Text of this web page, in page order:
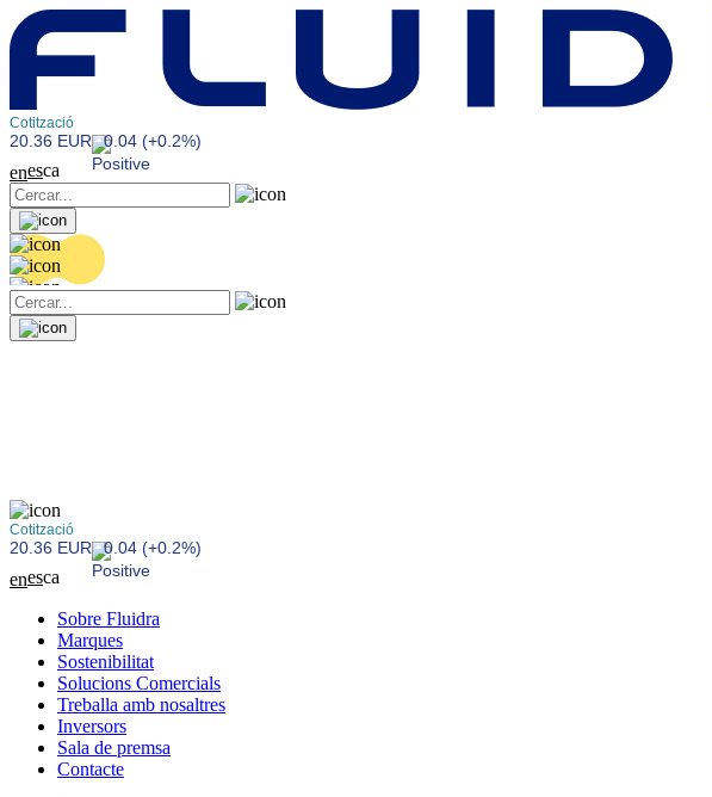
Cotització
20.36 EUR 0.04 (+0.2%)
enesca
Cotització
20.36 EUR 0.04 (+0.2%)
enesca
Sobre Fluidra
Marques
Sostenibilitat
Solucions Comercials
Treballa amb nosaltres
Inversors
Sala de premsa
Contacte